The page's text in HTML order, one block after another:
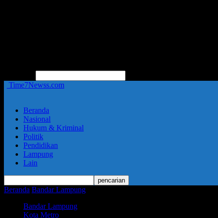
Time7Newss.com
Beranda
Nasional
Hukum & Kriminal
Politik
Pendidikan
Lampung
Lain
Beranda Bandar Lampung
Bandar Lampung
Kota Metro